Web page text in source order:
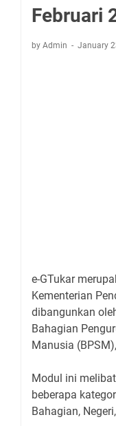
Februari
by Admin January
e-GTukar
Kementerian
dibangunkan
Bahagian
Manusia
Modul ini
beberapa
Bahagian,